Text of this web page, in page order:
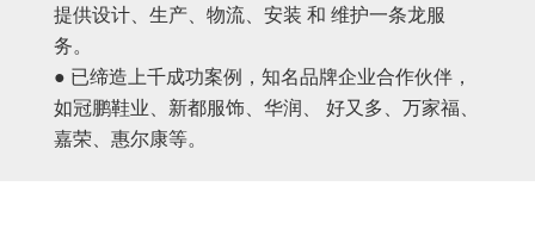
提供设计、生产、物流、安装 和 维护一条龙服
务。
● 已缔造上千成功案例，知名品牌企业合作伙伴，
如冠鹏鞋业、新都服饰、华润、 好又多、万家福、
嘉荣、惠尔康等。